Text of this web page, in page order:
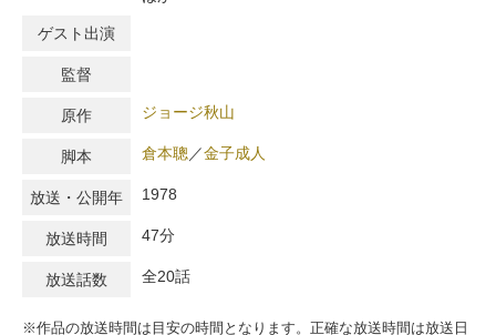
ゲスト出演
監督
原作 ジョージ秋山
脚本 倉本聰 ／金子成人
放送・公開年 1978
放送時間 47分
放送話数 全20話
※作品の放送時間は目安の時間となります。正確な放送時間は放送日